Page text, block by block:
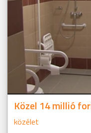
Közel 14 millió
közélet